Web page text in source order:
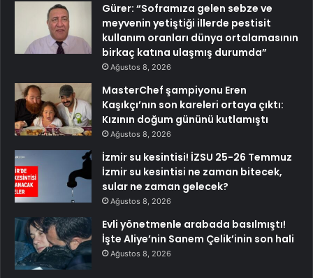
Gürer: “Soframıza gelen sebze ve
meyvenin yetiştiği illerde pestisit
kullanım oranları dünya ortalamasının
birkaç katına ulaşmış durumda”
Ağustos 8, 2026
MasterChef şampiyonu Eren
Kaşıkçı’nın son kareleri ortaya çıktı:
Kızının doğum gününü kutlamıştı
Ağustos 8, 2026
İzmir su kesintisi! İZSU 25-26 Temmuz
İzmir su kesintisi ne zaman bitecek,
sular ne zaman gelecek?
Ağustos 8, 2026
Evli yönetmenle arabada basılmıştı!
İşte Aliye’nin Sanem Çelik’inin son hali
Ağustos 8, 2026